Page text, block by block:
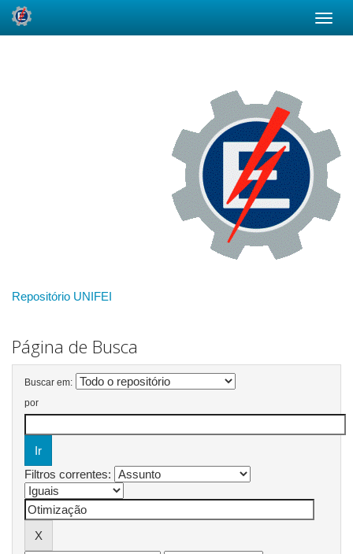
Repositório UNIFEI
Página de Busca
Buscar em:
por
Filtros correntes: